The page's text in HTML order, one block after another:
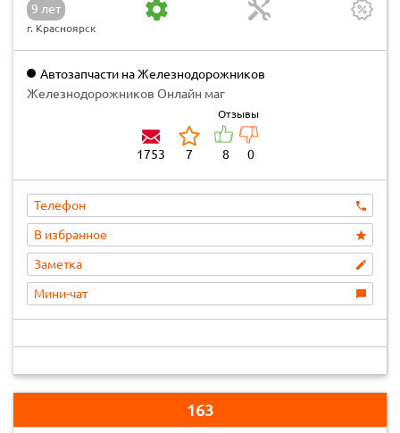
9 лет
г. Красноярск
Автозапчасти на Железнодорожников
Железнодорожников Онлайн маг
1753 7
Отзывы
8 0
Телефон
В избранное
Заметка
Мини-чат
163